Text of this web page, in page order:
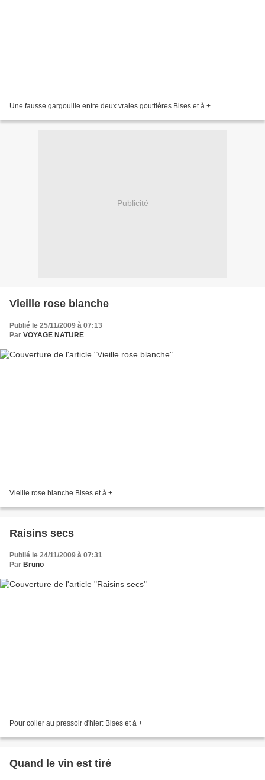
Une fausse gargouille entre deux vraies gouttières Bises et à +
Publicité
Vieille rose blanche
Publié le 25/11/2009 à 07:13
Par VOYAGE NATURE
Vieille rose blanche Bises et à +
Raisins secs
Publié le 24/11/2009 à 07:31
Par Bruno
Pour coller au pressoir d'hier: Bises et à +
Quand le vin est tiré